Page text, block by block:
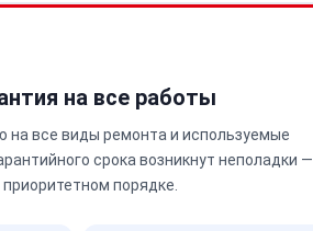
на все работы
на все виды ремонта и используемые
срока возникнут неполадки —
порядке.